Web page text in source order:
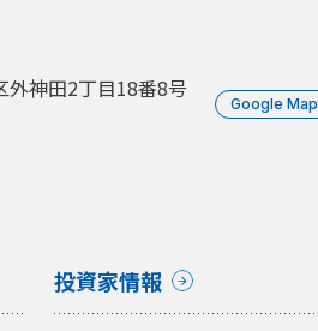
外神田2丁目18番8号
Google Map
投資家情報